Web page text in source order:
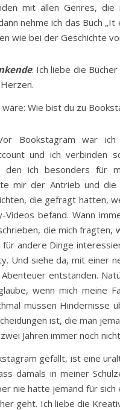
mit allen Genres,
nehme ich das Buch
wie bei der Geschichte
: Ich liebe die
Wie bist du zu
Bookstagram war
und ich verbinden
den ich besonders für
mir der Antrieb und die
die gefragt hatten,
Videos befand. Wann
die mich
für andere Dinge
Und siehe da, mit einer
entstanden.
wenn mich meine
müssen Hindernisse
ist, die man
Jahren immer noch
gefällt, ist eine
damals in meiner
nie hatte jemand für
geht. Ich liebe die